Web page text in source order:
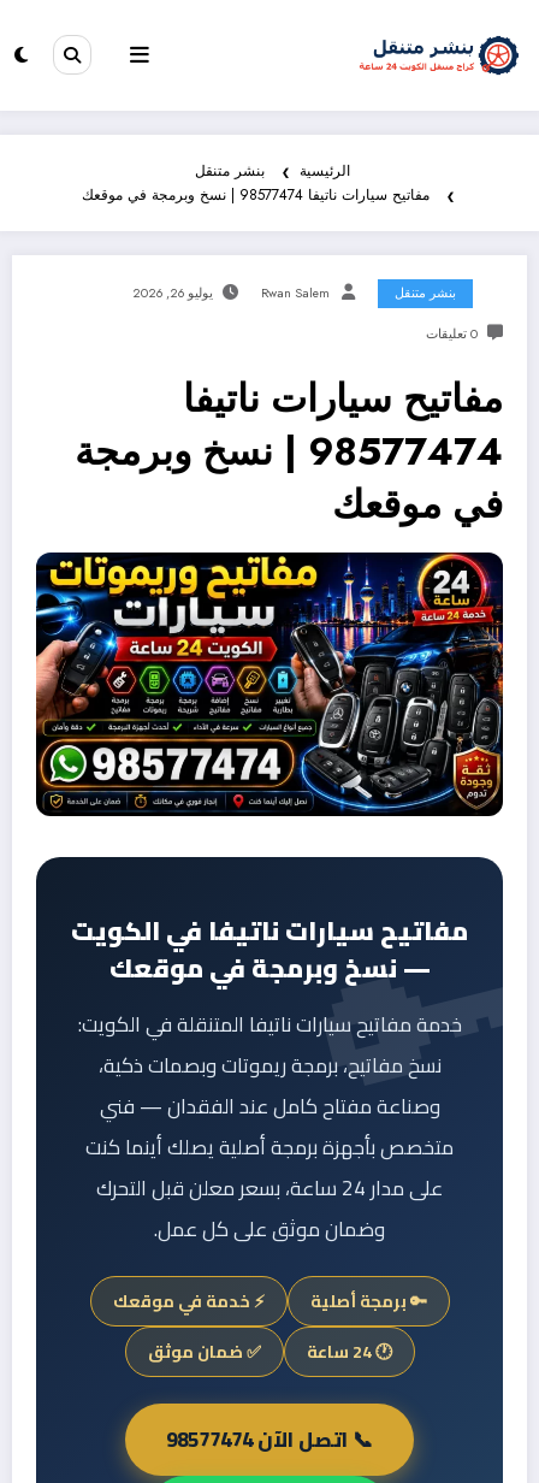
الرئيسية
بنشر متنقل
مفاتيح سيارات ناتيفا 98577474 | نسخ وبرمجة في موقعك
بنشر متنقل Rwan Salem يوليو 26, 2026
0 تعليقات
مفاتيح سيارات ناتيفا
98577474 | نسخ وبرمجة
في موقعك
مفاتيح سيارات ناتيفا في الكويت
— نسخ وبرمجة في موقعك
خدمة مفاتيح سيارات ناتيفا المتنقلة في الكويت:
نسخ مفاتيح، برمجة ريموتات وبصمات ذكية،
وصناعة مفتاح كامل عند الفقدان — فني
متخصص بأجهزة برمجة أصلية يصلك أينما كنت
على مدار 24 ساعة، بسعر معلن قبل التحرك
وضمان موثق على كل عمل.
🔑 برمجة أصلية
⚡ خدمة في موقعك
🕐 24 ساعة
✅ ضمان موثق
📞 اتصل الآن 98577474